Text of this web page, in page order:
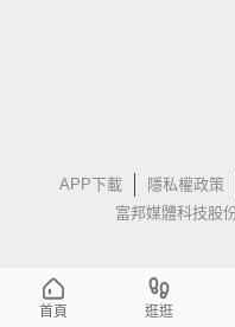
APP下載 隱私權政策
富邦媒體科技股
首頁 逛逛